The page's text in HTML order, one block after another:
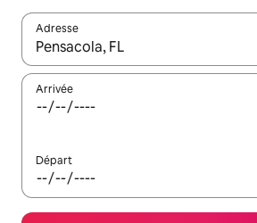
Adresse
Lorsque les résultats s'affichent,
Arrivée
Départ